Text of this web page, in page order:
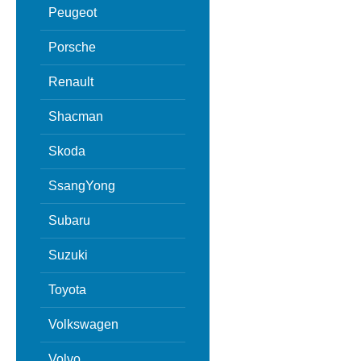
Peugeot
Porsche
Renault
Shacman
Skoda
SsangYong
Subaru
Suzuki
Toyota
Volkswagen